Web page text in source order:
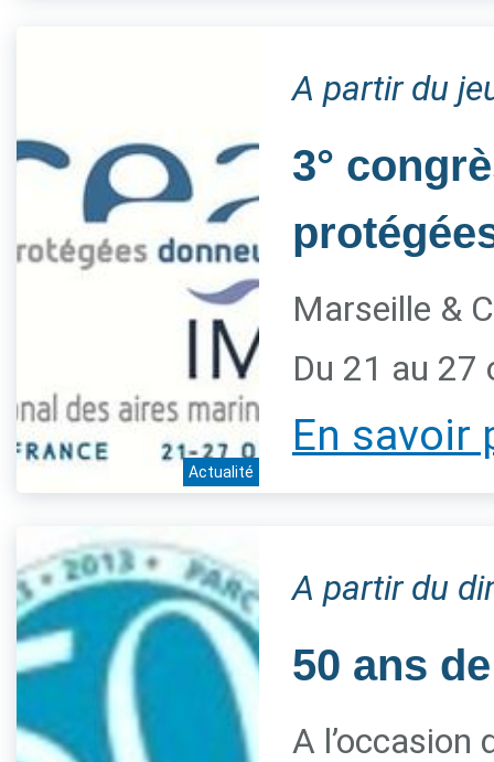
Actualité
A partir du
3°
Marseille &
Du 21 au 27
En savoir
A partir du
50 ans
A l’occasion